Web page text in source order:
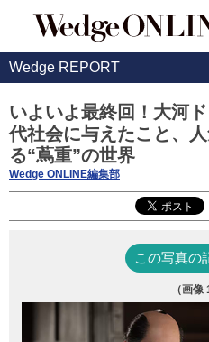
Wedge REPORT
いよいよ最終回！大河
代社会に与えたこと、
る“蔦重”の世界
Wedge ONLINE編集部
この写真の
（画像